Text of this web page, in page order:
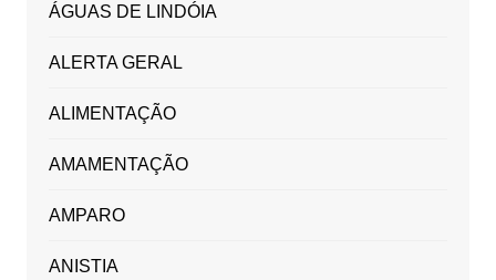
ÁGUAS DE LINDÓIA
ALERTA GERAL
ALIMENTAÇÃO
AMAMENTAÇÃO
AMPARO
ANISTIA